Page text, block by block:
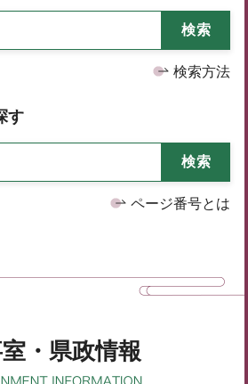
検索方法
す
ページ番号とは
・県政情報